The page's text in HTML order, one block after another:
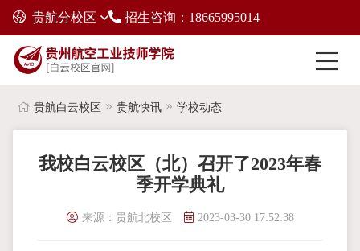
贵航分校区 招生咨询：18665995014
贵航白云校区 贵航快讯 学校动态
我校白云校区（北）召开了2023年春
季开学典礼
来源：贵航北校区 2023-03-30 17:52:38